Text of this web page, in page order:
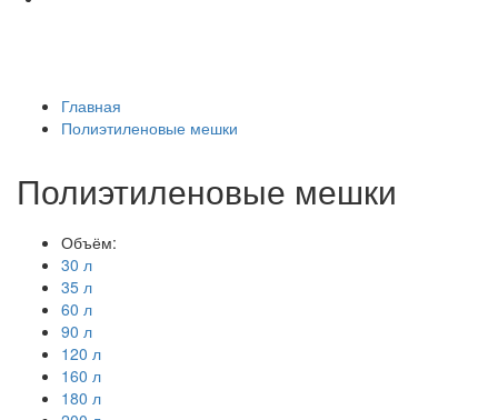
Главная
Полиэтиленовые мешки
Полиэтиленовые мешки
Объём:
30 л
35 л
60 л
90 л
120 л
160 л
180 л